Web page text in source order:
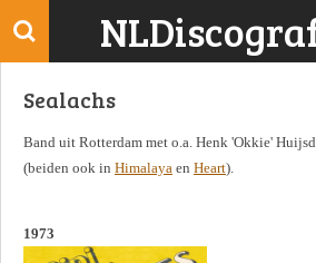
Ga
deSealachs
Band uit Rotterdam met o.a. Henk 'Okkie'
(beiden ook in Himalaya en Heart).
1973